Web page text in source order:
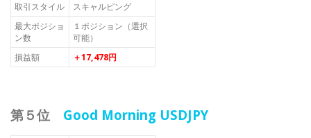
取引スタイル
スキャルピング
最大ポジショ
ン数
１ポジション（選択
可能）
損益額
＋17,478円
第５位 Good Morning USDJPY